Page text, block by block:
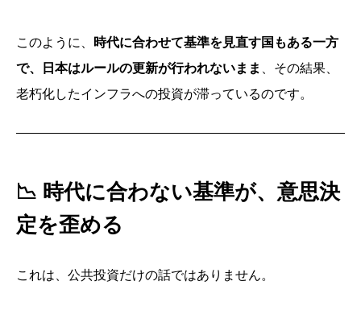
このように、
時代に合わせて基準を見直す国もある一方
で、日本はルールの更新が行われないまま
、その結果、
老朽化したインフラへの投資が滞っているのです。
📉 時代に合わない基準が、意思決
定を歪める
これは、公共投資だけの話ではありません。